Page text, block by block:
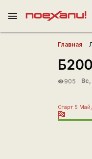
menu
Главная
visibility905
Старт 5